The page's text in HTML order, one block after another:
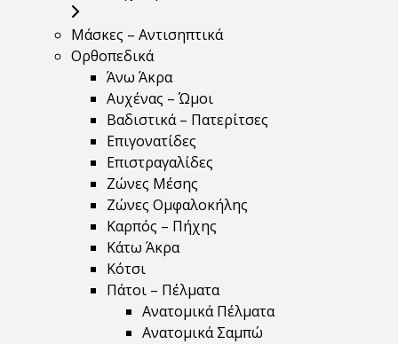
Μάσκες – Αντισηπτικά
Ορθοπεδικά
Άνω Άκρα
Αυχένας – Ώμοι
Βαδιστικά – Πατερίτσες
Επιγονατίδες
Επιστραγαλίδες
Ζώνες Μέσης
Ζώνες Ομφαλοκήλης
Καρπός – Πήχης
Κάτω Άκρα
Κότσι
Πάτοι – Πέλματα
Ανατομικά Πέλματα
Ανατομικά Σαμπώ